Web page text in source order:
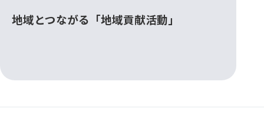
地域とつながる「地域貢献活動」